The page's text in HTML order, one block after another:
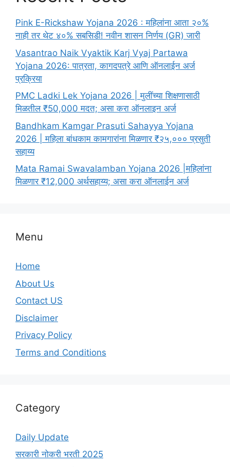
Pink E-Rickshaw Yojana 2026 : महिलांना आता २०%
नाही तर थेट ४०% सबसिडी! नवीन शासन निर्णय (GR) जारी
Vasantrao Naik Vyaktik Karj Vyaj Partawa
Yojana 2026: पात्रता, कागदपत्रे आणि ऑनलाईन अर्ज
प्रक्रिया
PMC Ladki Lek Yojana 2026 | मुलींच्या शिक्षणासाठी
मिळतील ₹50,000 मदत; असा करा ऑनलाइन अर्ज
Bandhkam Kamgar Prasuti Sahayya Yojana
2026 | महिला बांधकाम कामगारांना मिळणार ₹२५,००० प्रसुती
सहाय्य
Mata Ramai Swavalamban Yojana 2026 |महिलांना
मिळणार ₹12,000 अर्थसहाय्य; असा करा ऑनलाईन अर्ज
Menu
Home
About Us
Contact US
Disclaimer
Privacy Policy
Terms and Conditions
Category
Daily Update
सरकारी नोकरी भरती 2025